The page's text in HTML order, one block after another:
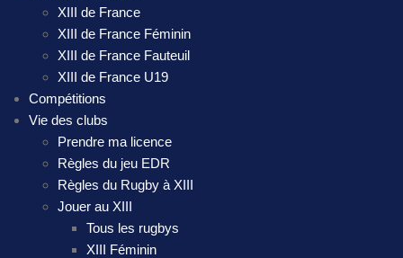
XIII de France
XIII de France Féminin
XIII de France Fauteuil
XIII de France U19
Compétitions
Vie des clubs
Prendre ma licence
Règles du jeu EDR
Règles du Rugby à XIII
Jouer au XIII
Tous les rugbys
XIII Féminin